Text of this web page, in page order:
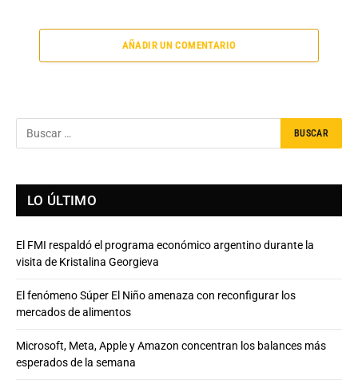
AÑADIR UN COMENTARIO
LO ÚLTIMO
El FMI respaldó el programa económico argentino durante la
visita de Kristalina Georgieva
El fenómeno Súper El Niño amenaza con reconfigurar los
mercados de alimentos
Microsoft, Meta, Apple y Amazon concentran los balances más
esperados de la semana